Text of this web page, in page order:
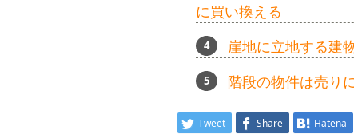
に買い換える
崖地に立地する建
階段の物件は売り
Tweet Share Hatena